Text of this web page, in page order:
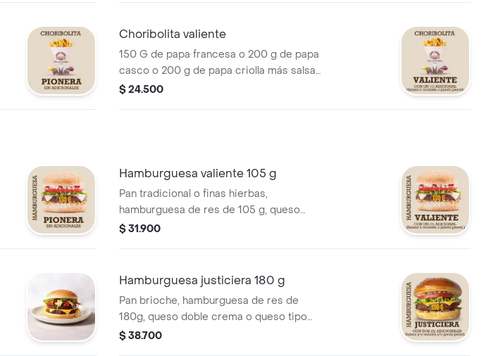
Choribolita valiente
150 G de papa francesa o 200 g de papa
casco o 200 g de papa criolla más salsa
queso cheddar o salsa cocheros, porción
$ 24.500
Hamburguesa valiente 105 g
Pan tradicional o finas hierbas,
hamburguesa de res de 105 g, queso
doble crema o queso tipo cheddar, papa
$ 31.900
Hamburguesa justiciera 180 g
Pan brioche, hamburguesa de res de
180g, queso doble crema o queso tipo
cheddar, papa cabello de ángel,
$ 38.700